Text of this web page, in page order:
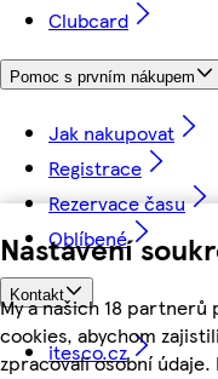
Nastavení
My a našich 18 partnerů
cookies, abychom
zpracovali osobní
Clubcard
Pomoc s prvním nákupem
Jak nakupovat
Registrace
Rezervace času
Oblíbené
Kontakt
itesco.cz